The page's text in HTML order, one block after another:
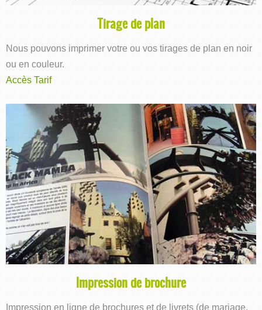
Tirage de plan
Nous pouvons imprimer votre ou vos tirages de plan en noir
ou en couleur.
Accès Tarif
Impression de brochure
Impression en ligne de brochures et de livrets (de mariage,